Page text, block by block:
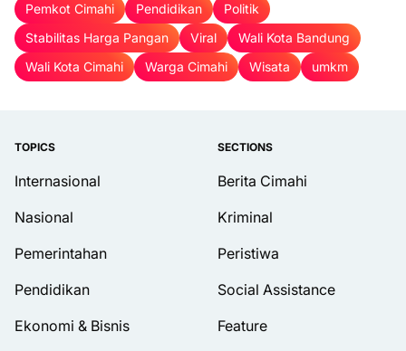
Pemkot Cimahi
Pendidikan
Politik
Stabilitas Harga Pangan
Viral
Wali Kota Bandung
Wali Kota Cimahi
Warga Cimahi Wisata umkm
TOPICS
Internasional
Nasional
Pemerintahan
Pendidikan
Ekonomi & Bisnis
SECTIONS
Berita Cimahi
Kriminal
Peristiwa
Social Assistance
Feature